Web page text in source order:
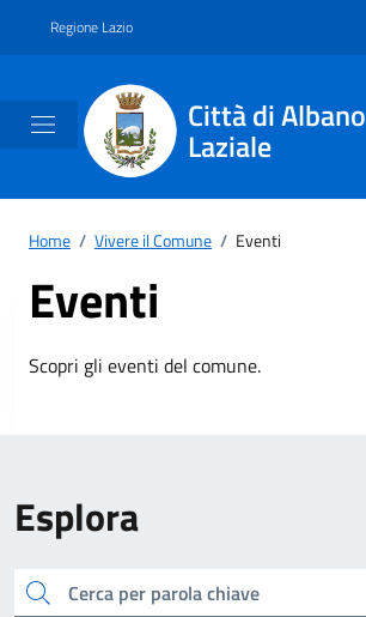
Regione Lazio
Città di Albano
Laziale
Home / Vivere il Comune / Eventi
Eventi
Scopri gli eventi del comune.
Esplora
Cerca